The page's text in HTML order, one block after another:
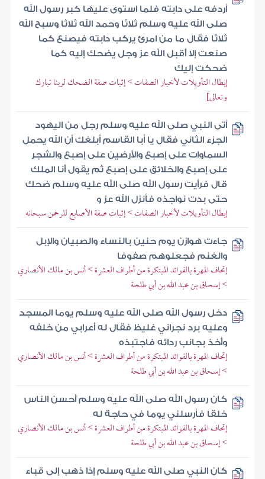
أردفه على دابته فلما استوى عليها كبر رسول الله
صلى الله عليه وسلم ثلاثا وحمد الله ثلاثا وسبح الله
ثلاثا فقال ما من امرئ يركب دابته فيصنع كما
صنعت إلا أقبل الله عز وجل يضحك إليه كما
ضحكت إليك
إبطال التأويلات لأخبار الصفات > إثبات صفة الضحك لربنا تبارك
وتعالى]
أتى النبي صلى الله عليه وسلم رجل من اليهود
الجزء الثاني فقال يا أبا القاسم أبلغك أن الله يحمل
السماوات على إصبع والأرضين على إصبع والشجر
على إصبع والخلائق على إصبع ثم يقول أنا الملك
قال فرأيت رسول الله صلى الله عليه وسلم ضحك
حتى بدت نواجذه فأنزل الله عز و
إبطال التأويلات لأخبار الصفات > إثبات صفة الأصابع للرحمن سبحانه
جاءت هوازن يوم حنين بالنساء والصبيان والإبل
والغنم فجعلوهم صفوفا
إتحاف المهرة بالفوائد المبتكرة من أطراف العشرة > أنس بن مالك الأنصاري
> إسحاق بن عبد الله بن أبي طلحة
دخل رسول الله صلى الله عليه وسلم يوما المسجد
وعليه برد نجراني غليظ فقال له أعرابي من خلفه
وأخذ بجانب ردائه فاجتبذه
إتحاف المهرة بالفوائد المبتكرة من أطراف العشرة > أنس بن مالك الأنصاري
> إسحاق بن عبد الله بن أبي طلحة
كان رسول الله صلى الله عليه وسلم أحسن الناس
خلقا فأرسلني يوما في حاجة له
إتحاف المهرة بالفوائد المبتكرة من أطراف العشرة > أنس بن مالك الأنصاري
> إسحاق بن عبد الله بن أبي طلحة
كان النبي صلى الله عليه وسلم إذا ذهب إلى قباء